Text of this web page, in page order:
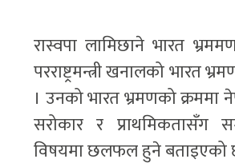
रास्वपा लामिछाने भारत
परराष्ट्रमन्त्री खनालको भारत
। उनको भारत भ्रमणको क्रममा
सरोकार र प्राथमिकतासँग
विषयमा छलफल हुने बताइएको